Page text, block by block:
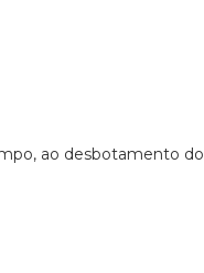
ao desbotamento do